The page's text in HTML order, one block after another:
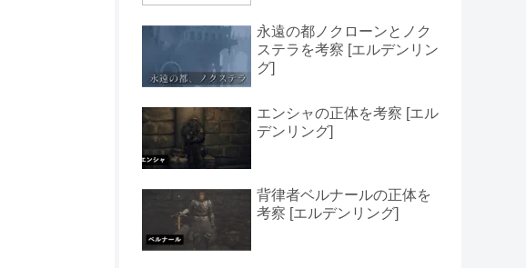
永遠の都ノクローンとノク
ステラを考察 [エルデンリン
グ]
エンシャの正体を考察 [エル
デンリング]
背律者ベルナールの正体を
考察 [エルデンリング]